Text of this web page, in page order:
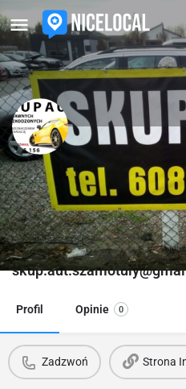
SKUP i
Samochodow
Nowy Tomyśl, Szamotuły,
Kontakt email
Profil Opinie 0
Zadzwoń Strona